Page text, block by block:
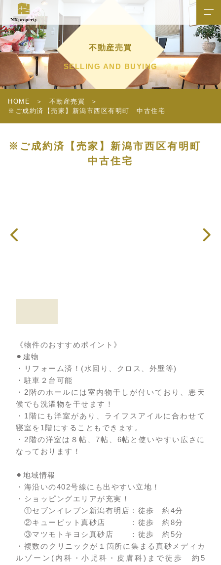
不動産売買
SELLING AND BUYING
HOME
不動産売買
※ご成約済【売家】新潟市西区有明町 中古住宅
※ご成約済【売家】新潟市西区有明町
中古住宅
《物件のおすすめポイント》
⚫︎建物
・リフォーム済！(水回り、クロス、外壁等)
・駐車２台可能
・2階のホールには室内物干しが付いており、悪天
候でも洗濯物を干せます！
・1階にも洋室があり、ライフスアイルに合わせて
寝室を1階にすることもできます。
・2階の洋室は８帖、7帖、6帖と使いやすい広さに
なっております！
⚫︎地域情報
・海沿いの402号線にも出やすい立地！
・ショッピングエリアが充実！
①セブンイレブン新潟有明店：徒歩 約4分
②キューピット真砂店 ：徒歩 約8分
③マツモトキヨシ真砂店 ：徒歩 約5分
・複数のクリニックが１箇所に集まる真砂メディカ
ルゾーン(内科・小児科・皮膚科)まで徒歩 約5